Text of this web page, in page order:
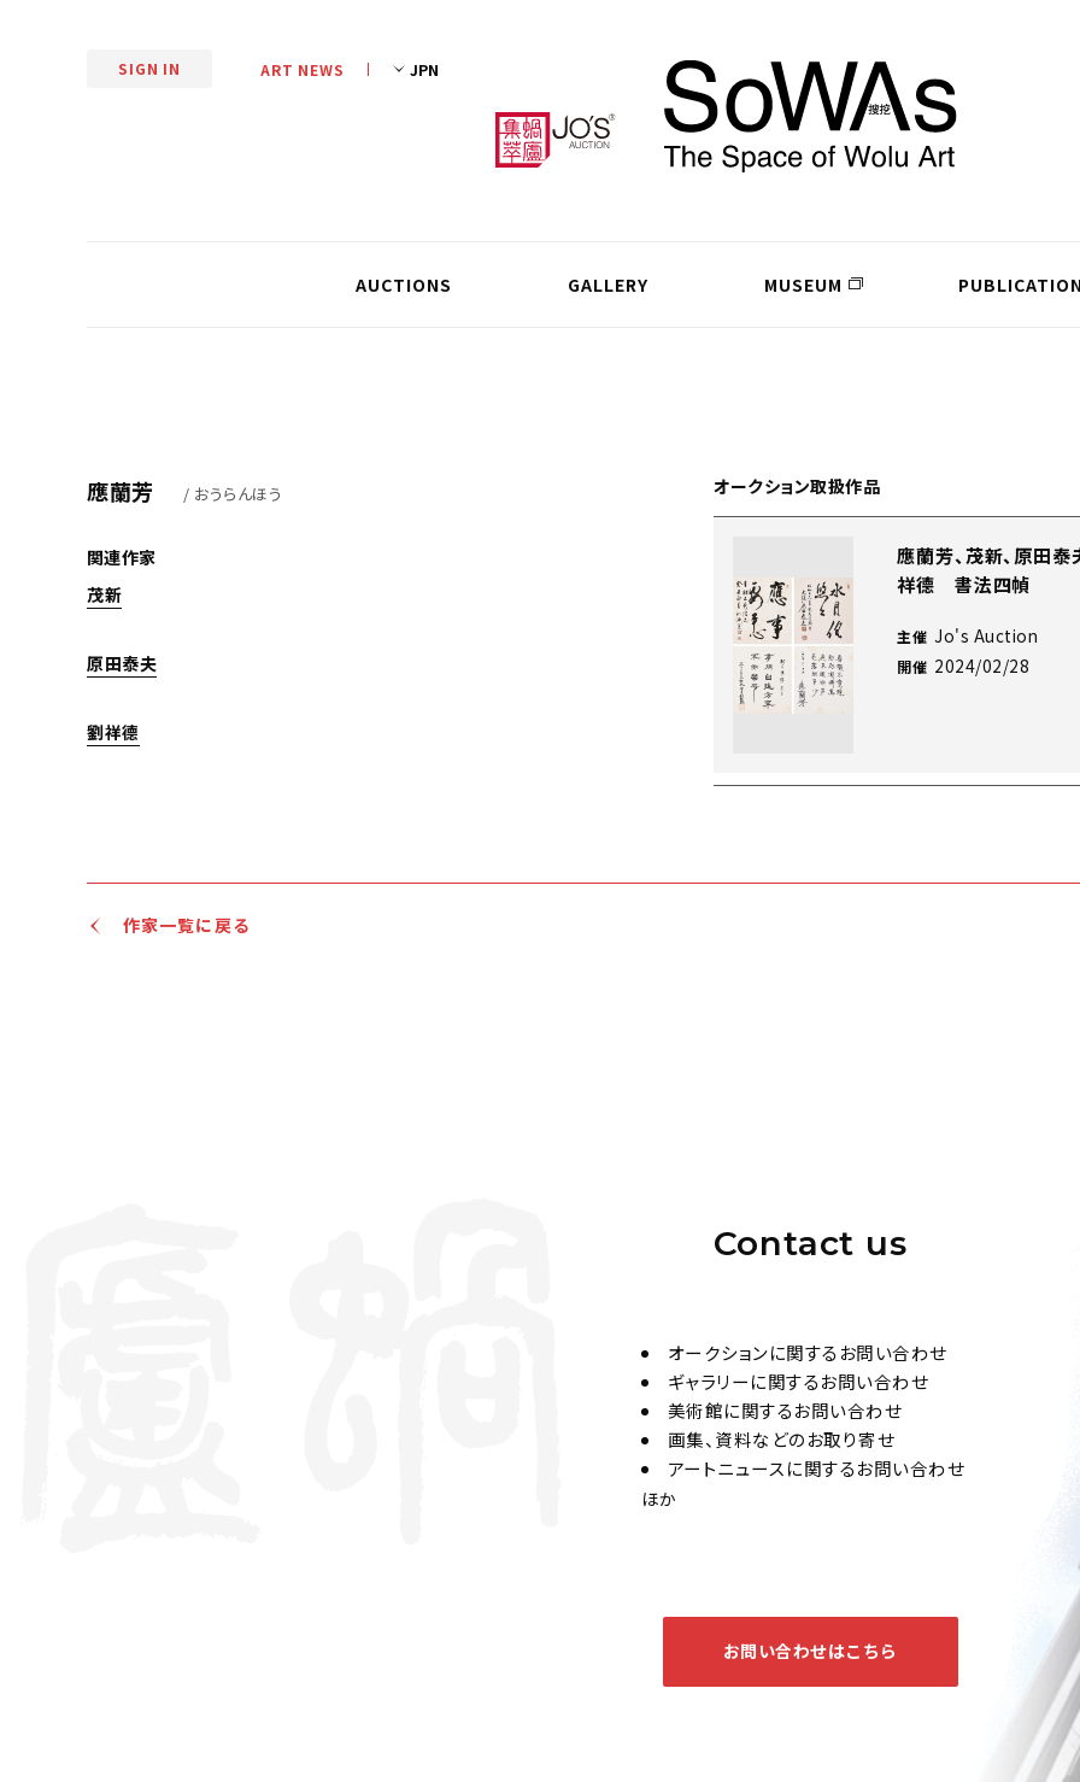
SIGN IN ART NEWS
AUCTIONS GALLERY MUSEUM
應蘭芳 / おうらんほう
関連作家
茂新
原田泰夫
劉祥德
オークション取扱作品
應蘭芳、茂新、原田泰
祥德 書法四幀
主催 Jo's Auction
開催 2024/02/28
作家一覧に戻る
Contact us
オークションに関するお問い合わせ
ギャラリーに関するお問い合わせ
美術館に関するお問い合わせ
画集、資料などのお取り寄せ
アートニュースに関するお問い合わせ
ほか
お問い合わせはこちら